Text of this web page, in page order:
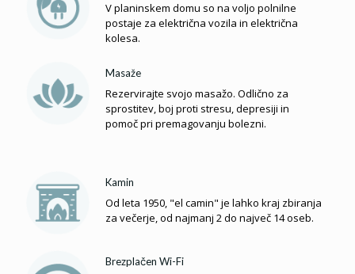
V planinskem domu so na voljo polnilne
postaje za električna vozila in električna
kolesa.
Masaže
Rezervirajte svojo masažo. Odlično za
sprostitev, boj proti stresu, depresiji in
pomoč pri premagovanju bolezni.
Kamin
Od leta 1950, "el camin" je lahko kraj zbiranja
za večerje, od najmanj 2 do največ 14 oseb.
Brezplačen Wi-Fi